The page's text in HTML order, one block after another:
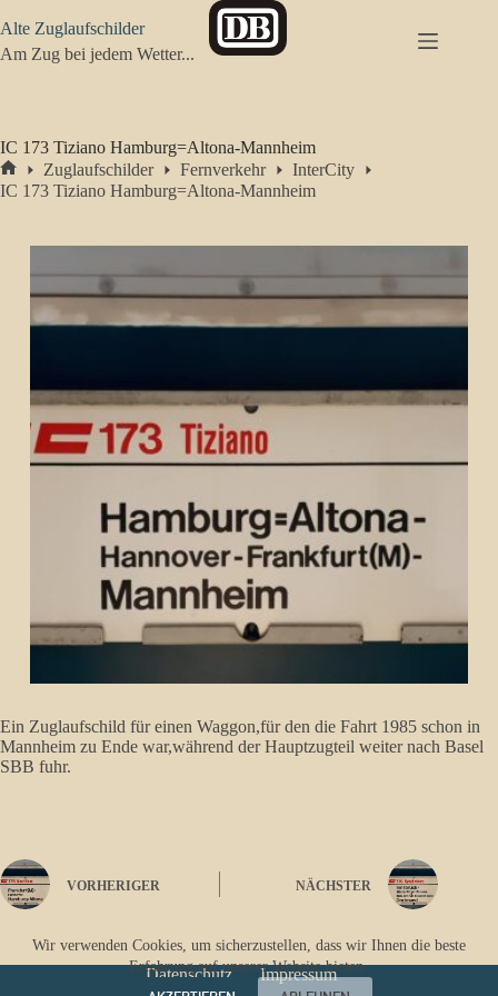
Inhalt
springen
Wir verwenden Cookies, um sicherzustellen, dass wir Ihnen die beste
Erfahrung auf unserer Website bieten.
Alte Zuglaufschilder
Am Zug bei jedem Wetter...
IC 173 Tiziano Hamburg=Altona-Mannheim
Start
Zuglaufschilder Fernverkehr
InterCity
IC 173 Tiziano Hamburg=Altona-Mannheim
Ein Zuglaufschild für einen Waggon,für den die Fahrt 1985 schon in
Mannheim zu Ende war,während der Hauptzugteil weiter nach Basel
SBB fuhr.
VORHERIGER NÄCHSTER
Datenschutz Impressum